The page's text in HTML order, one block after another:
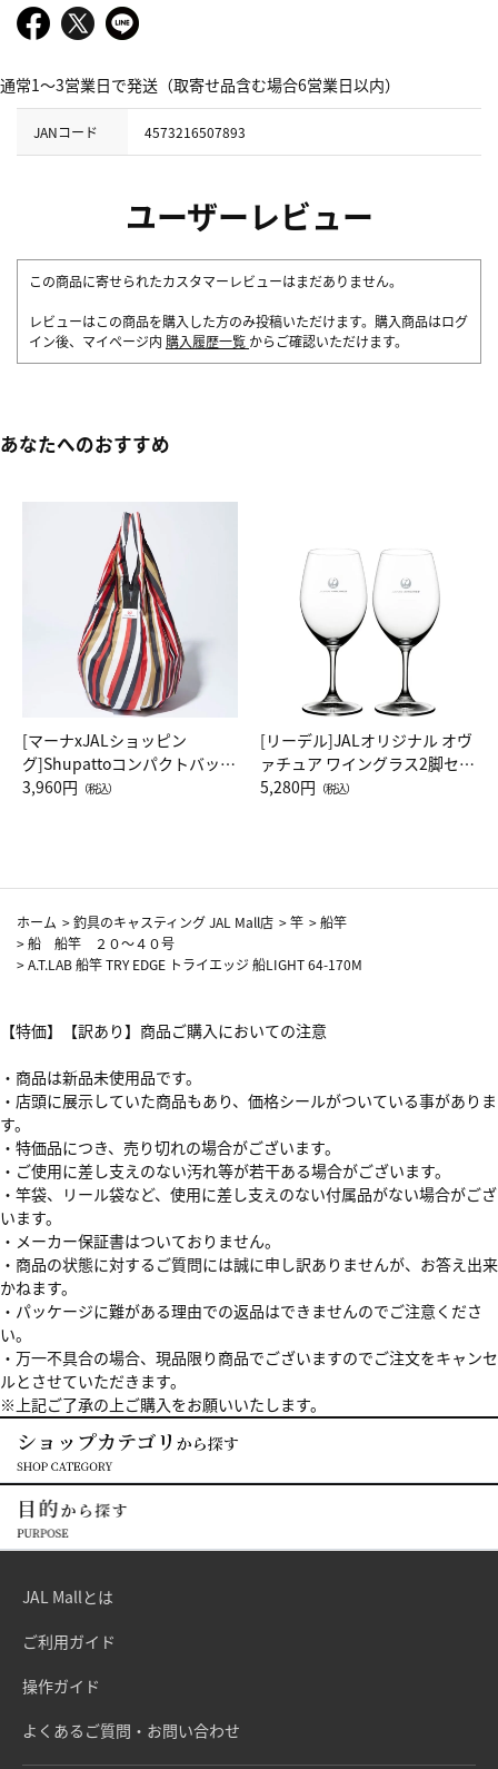
通常1～3営業日で発送（取寄せ品含む場合6営業日以内）
JANコード 4573216507893
ユーザーレビュー
この商品に寄せられたカスタマーレビューはまだありません。
レビューはこの商品を購入した方のみ投稿いただけます。購入商品はログ
イン後、マイページ内 購入履歴一覧 からご確認いただけます。
あなたへのおすすめ
[マーナxJALショッピン
グ]Shupattoコンパクトバッグ
Drop JAL客室乗務員（LC）ス
3,960円 （税込）
[リーデル]JALオリジナル オヴ
ァチュア ワイングラス2脚セッ
ト（レッドワイン）
5,280円 （税込）
ホーム >釣具のキャスティング JAL Mall店 >竿 >船竿
>船 船竿 ２０～４０号
>A.T.LAB 船竿 TRY EDGE トライエッジ 船LIGHT 64-170M
【特価】【訳あり】商品ご購入においての注意
・商品は新品未使用品です。
・店頭に展示していた商品もあり、価格シールがついている事がありま
す。
・特価品につき、売り切れの場合がございます。
・ご使用に差し支えのない汚れ等が若干ある場合がございます。
・竿袋、リール袋など、使用に差し支えのない付属品がない場合がござ
います。
・メーカー保証書はついておりません。
・商品の状態に対するご質問には誠に申し訳ありませんが、お答え出来
かねます。
・パッケージに難がある理由での返品はできませんのでご注意くださ
い。
・万一不具合の場合、現品限り商品でございますのでご注文をキャンセ
ルとさせていただきます。
※上記ご了承の上ご購入をお願いいたします。
JAL Mallとは
ご利用ガイド
操作ガイド
よくあるご質問・お問い合わせ